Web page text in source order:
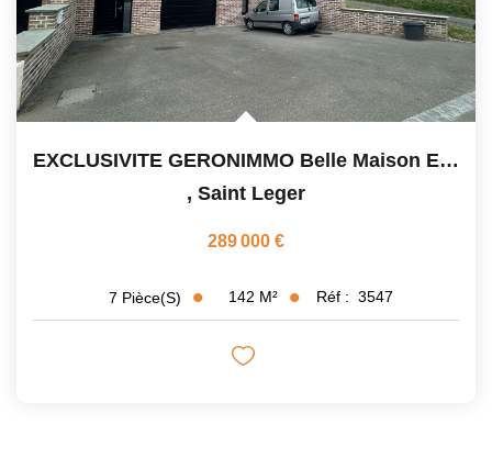
EXCLUSIVITE GERONIMMO Belle Maison En Briques Saint Léger
, Saint Leger
289 000 €
7 Pièce(s) 142 M² Réf : 3547